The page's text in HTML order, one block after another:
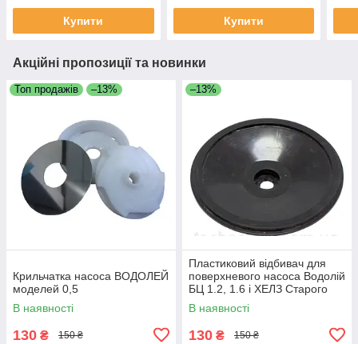
Купити Купити
Акційні пропозиції та новинки
Топ продажів –13%
Крильчатка насоса ВОДОЛЕЙ
моделей 0,5
В наявності
130 ₴ 150 ₴
–13%
Пластиковий відбивач для
поверхневого насоса Водолій
БЦ 1.2, 1.6 і ХЕЛЗ Старого
уоску
В наявності
130 ₴ 150 ₴